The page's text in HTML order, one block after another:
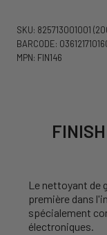
SKU: 825713001001
BARCODE:
MPN: FIN146
Le nettoyant de
première dans
spécialement
électroniques.